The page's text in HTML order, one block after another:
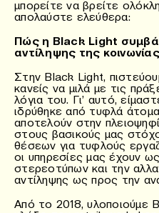
μπορείτε να βρείτε
απολαύστε ελεύθερα:
Πώς η Black Light
αντίληψης της
Στην Black Light,
κανείς να μιλά με τις
λόγια του. Γι’ αυτό,
ιδρύθηκε από τυφλά
αποτελούν στην
στους βασικούς μας
θέσεων για τυφλούς
οι υπηρεσίες μας έχουν
στερεοτύπων και την
αντίληψης ως προς την
Από το 2018, υλοποιούμε